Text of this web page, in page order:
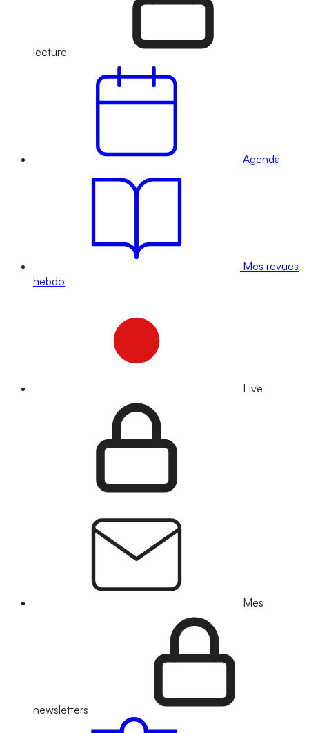
lecture
Agenda
Mes revues
hebdo
Live
Mes
newsletters